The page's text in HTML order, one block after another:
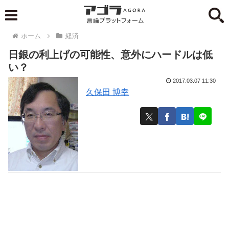
ホーム 経済
日銀の利上げの可能性、意外にハードルは低
い？
久保田 博幸
2017.03.07 11:30